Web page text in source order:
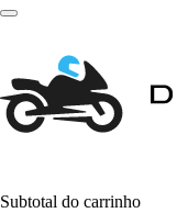
Subtotal do carrinho